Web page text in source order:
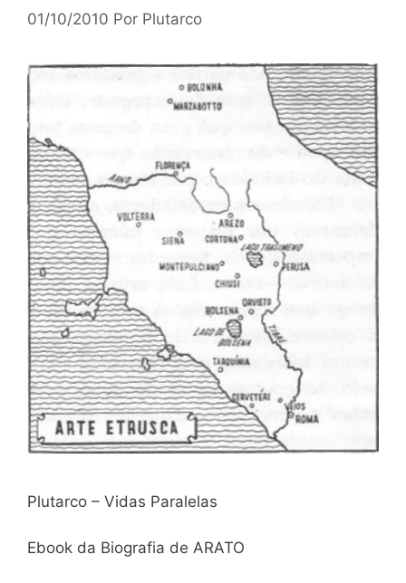
01/10/2010 Por Plutarco
Plutarco – Vidas Paralelas
Ebook da Biografia de ARATO